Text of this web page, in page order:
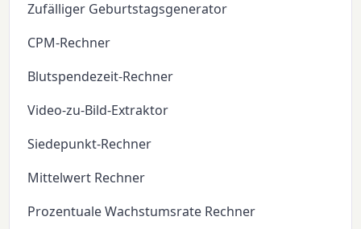
Zufälliger Geburtstagsgenerator
CPM-Rechner
Blutspendezeit-Rechner
Video-zu-Bild-Extraktor
Siedepunkt-Rechner
Mittelwert Rechner
Prozentuale Wachstumsrate Rechner